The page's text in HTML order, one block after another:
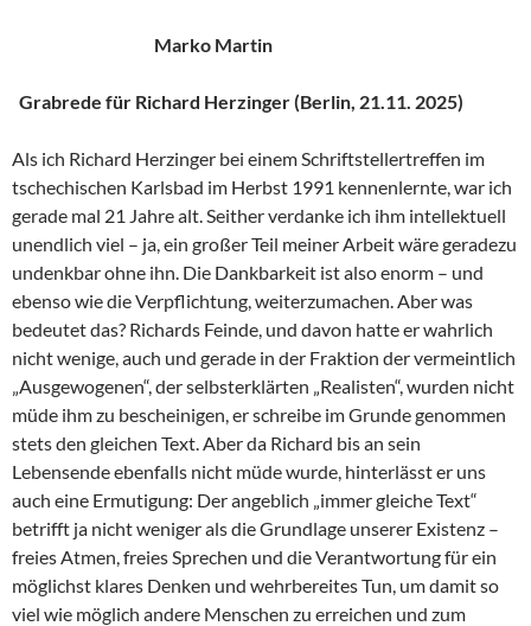
Marko Martin
Grabrede für Richard Herzinger (Berlin, 21.11. 2025)
Als ich Richard Herzinger bei einem Schriftstellertreffen im
tschechischen Karlsbad im Herbst 1991 kennenlernte, war ich
gerade mal 21 Jahre alt. Seither verdanke ich ihm intellektuell
unendlich viel – ja, ein großer Teil meiner Arbeit wäre geradezu
undenkbar ohne ihn. Die Dankbarkeit ist also enorm – und
ebenso wie die Verpflichtung, weiterzumachen. Aber was
bedeutet das? Richards Feinde, und davon hatte er wahrlich
nicht wenige, auch und gerade in der Fraktion der vermeintlich
„Ausgewogenen“, der selbsterklärten „Realisten“, wurden nicht
müde ihm zu bescheinigen, er schreibe im Grunde genommen
stets den gleichen Text. Aber da Richard bis an sein
Lebensende ebenfalls nicht müde wurde, hinterlässt er uns
auch eine Ermutigung: Der angeblich „immer gleiche Text“
betrifft ja nicht weniger als die Grundlage unserer Existenz –
freies Atmen, freies Sprechen und die Verantwortung für ein
möglichst klares Denken und wehrbereites Tun, um damit so
viel wie möglich andere Menschen zu erreichen und zum